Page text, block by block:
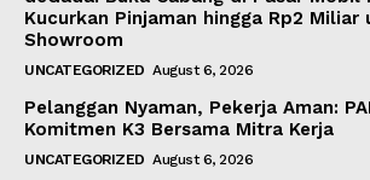
Kucurkan Pinjaman hingga Rp2 Miliar
Showroom
UNCATEGORIZED August 6, 2026
Pelanggan Nyaman, Pekerja Aman:
Komitmen K3 Bersama Mitra Kerja
UNCATEGORIZED August 6, 2026